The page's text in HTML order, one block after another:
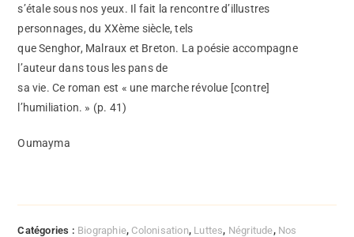
s’étale sous nos yeux. Il fait la rencontre d’illustres
personnages, du XXème siècle, tels
que Senghor, Malraux et Breton. La poésie accompagne
l’auteur dans tous les pans de
sa vie. Ce roman est « une marche révolue [contre]
l’humiliation. » (p. 41)
Oumayma
Catégories : Biographie, Colonisation, Luttes, Négritude, Nos